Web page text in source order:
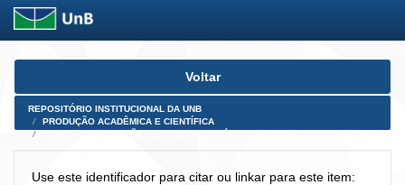
Skip
Voltar
REPOSITÓRIO INSTITUCIONAL DA UNB
PRODUÇÃO ACADÊMICA E CIENTÍFICA
Use este identificador para citar ou linkar para este item: